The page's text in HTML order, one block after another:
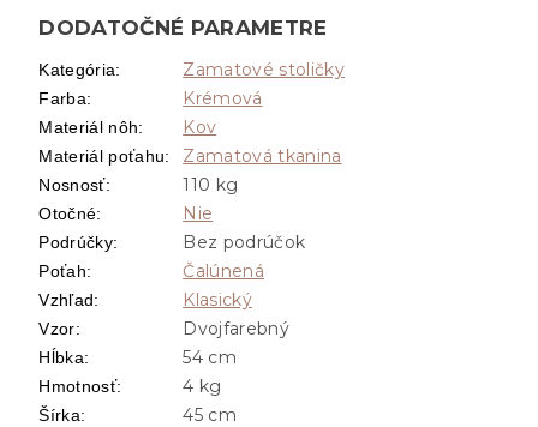
DODATOČNÉ PARAMETRE
Kategória: Zamatové stoličky
Farba: Krémová
Materiál nôh: Kov
Materiál poťahu: Zamatová tkanina
Nosnosť: 110 kg
Otočné: Nie
Podrúčky: Bez podrúčok
Poťah: Čalúnená
Vzhľad: Klasický
Vzor: Dvojfarebný
Hĺbka: 54 cm
Hmotnosť: 4 kg
Šírka: 45 cm